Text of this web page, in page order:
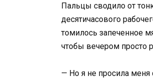
Пальцы сводило от
десятичасового
томилось запеченное
чтобы вечером просто
— Но я не просила меня